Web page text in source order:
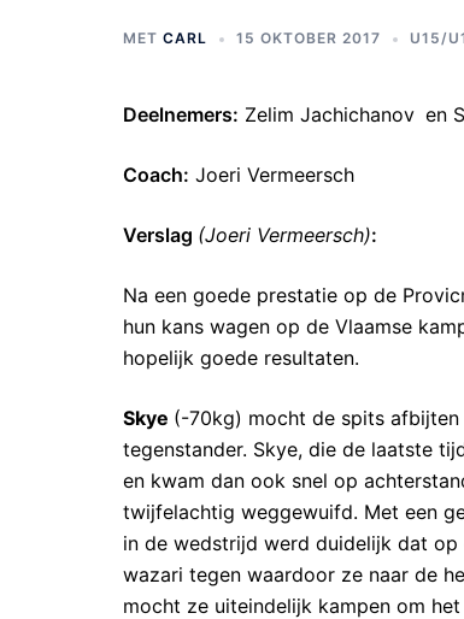
MET CARL 15 OKTOBER 2017 U15/
Deelnemers: Zelim Jachichanov en
Coach: Joeri Vermeersch
Verslag (Joeri Vermeersch):
Na een goede prestatie op de
hun kans wagen op de Vlaamse
hopelijk goede resultaten.
Skye (-70kg) mocht de spits
tegenstander. Skye, die de laatste
en kwam dan ook snel op
twijfelachtig weggewuifd. Met een
in de wedstrijd werd duidelijk dat
wazari tegen waardoor ze naar de
mocht ze uiteindelijk kampen om